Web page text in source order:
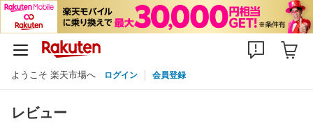
ようこそ 楽天市場へ ログイン 会員登録
レビュー